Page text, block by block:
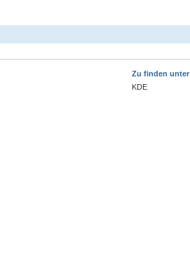
Zu finden unter
KDE